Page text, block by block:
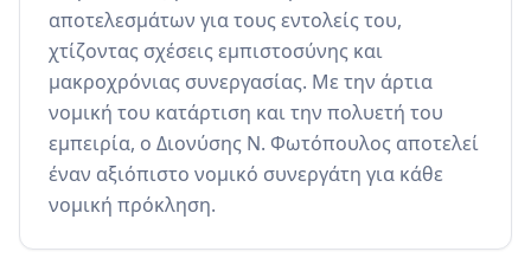
αποτελεσμάτων για τους εντολείς του,
χτίζοντας σχέσεις εμπιστοσύνης και
μακροχρόνιας συνεργασίας. Με την άρτια
νομική του κατάρτιση και την πολυετή του
εμπειρία, ο Διονύσης Ν. Φωτόπουλος αποτελεί
έναν αξιόπιστο νομικό συνεργάτη για κάθε
νομική πρόκληση.